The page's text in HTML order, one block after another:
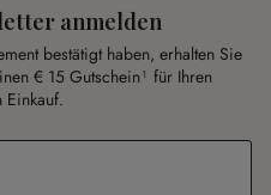
anmelden
bestätigt haben, erhalten Sie
€ 15 Gutschein¹ für Ihren
Einkauf.